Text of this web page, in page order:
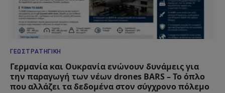
ΓΕΩΣΤΡΑΤΗΓΙΚΉ
Γερμανία και Ουκρανία ενώνουν δυνάμεις για
την παραγωγή των νέων drones BARS – Το όπλο
που αλλάζει τα δεδομένα στον σύγχρονο πόλεμο